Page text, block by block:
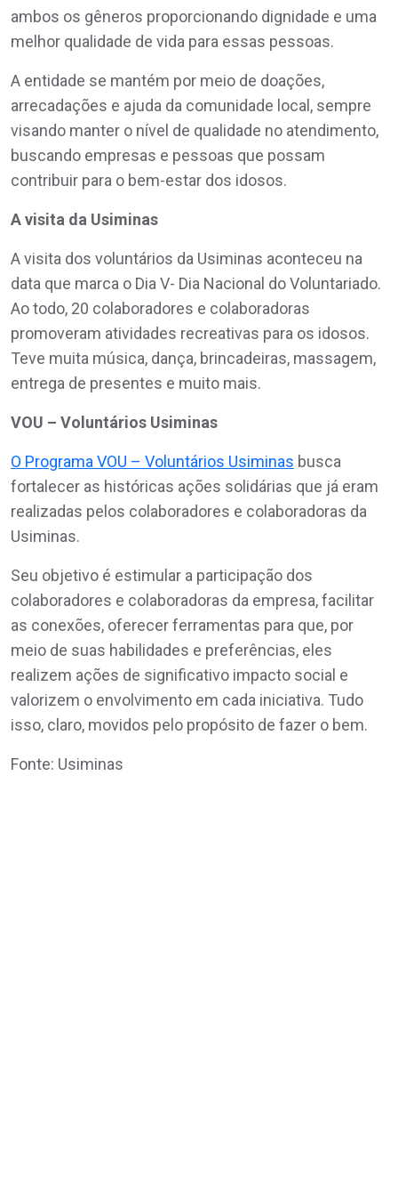
ambos os gêneros proporcionando dignidade e uma
melhor qualidade de vida para essas pessoas.
A entidade se mantém por meio de doações,
arrecadações e ajuda da comunidade local, sempre
visando manter o nível de qualidade no atendimento,
buscando empresas e pessoas que possam
contribuir para o bem-estar dos idosos.
A visita da Usiminas
A visita dos voluntários da Usiminas aconteceu na
data que marca o Dia V- Dia Nacional do Voluntariado.
Ao todo, 20 colaboradores e colaboradoras
promoveram atividades recreativas para os idosos.
Teve muita música, dança, brincadeiras, massagem,
entrega de presentes e muito mais.
VOU – Voluntários Usiminas
O Programa VOU – Voluntários Usiminas busca
fortalecer as históricas ações solidárias que já eram
realizadas pelos colaboradores e colaboradoras da
Usiminas.
Seu objetivo é estimular a participação dos
colaboradores e colaboradoras da empresa, facilitar
as conexões, oferecer ferramentas para que, por
meio de suas habilidades e preferências, eles
realizem ações de significativo impacto social e
valorizem o envolvimento em cada iniciativa. Tudo
isso, claro, movidos pelo propósito de fazer o bem.
Fonte: Usiminas